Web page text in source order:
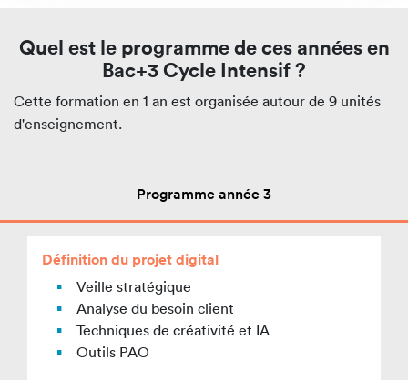
Quel est le programme de ces années en
Bac+3 Cycle Intensif ?
Cette formation en 1 an est organisée autour de 9 unités
d'enseignement.
Programme année 3
Définition du projet digital
Veille stratégique
Analyse du besoin client
Techniques de créativité et IA
Outils PAO